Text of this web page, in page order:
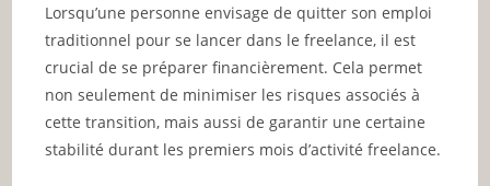
Lorsqu’une personne envisage de quitter son emploi
traditionnel pour se lancer dans le freelance, il est
crucial de se préparer financièrement. Cela permet
non seulement de minimiser les risques associés à
cette transition, mais aussi de garantir une certaine
stabilité durant les premiers mois d’activité freelance.